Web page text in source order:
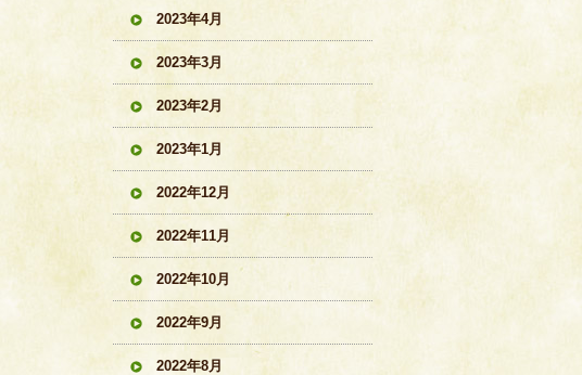
2023年4月
2023年3月
2023年2月
2023年1月
2022年12月
2022年11月
2022年10月
2022年9月
2022年8月